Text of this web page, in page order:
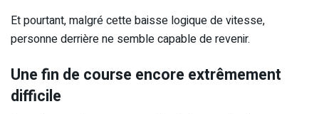
Et pourtant, malgré cette baisse logique de vitesse,
personne derrière ne semble capable de revenir.
Une fin de course encore extrêmement
difficile